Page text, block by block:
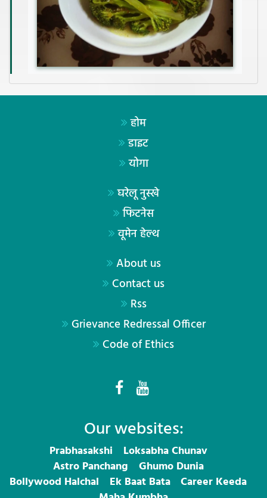
होम
डाइट
योगा
घरेलू नुस्खे
फिटनेस
वूमेन हेल्थ
About us
Contact us
Rss
Grievance Redressal Officer
Code of Ethics
Our websites:
Prabhasakshi
Loksabha Chunav
Astro Panchang
Ghumo Dunia
Bollywood Halchal
Ek Baat Bata
Career Keeda